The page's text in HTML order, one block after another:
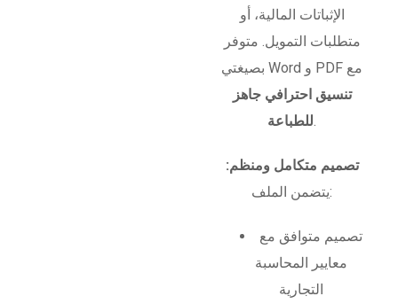
الإثباتات المالية، أو
متطلبات التمويل. متوفر
بصيغتي Word و PDF مع
تنسيق احترافي جاهز
للطباعة.
تصميم متكامل ومنظم:
يتضمن الملف:
تصميم متوافق مع
معايير المحاسبة
التجارية